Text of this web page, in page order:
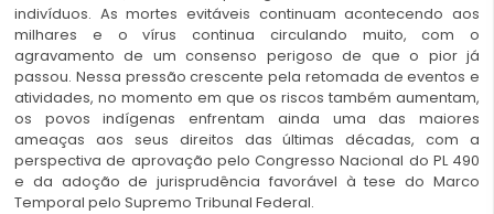
indivíduos. As mortes evitáveis continuam acontecendo aos
milhares e o vírus continua circulando muito, com o
agravamento de um consenso perigoso de que o pior já
passou. Nessa pressão crescente pela retomada de eventos e
atividades, no momento em que os riscos também aumentam,
os povos indígenas enfrentam ainda uma das maiores
ameaças aos seus direitos das últimas décadas, com a
perspectiva de aprovação pelo Congresso Nacional do PL 490
e da adoção de jurisprudência favorável à tese do Marco
Temporal pelo Supremo Tribunal Federal.